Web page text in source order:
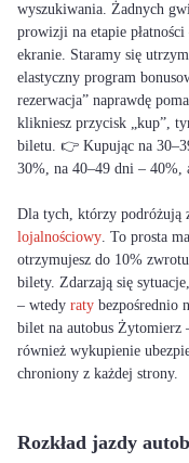
wyszukiwania. Żadnych
prowizji na etapie
ekranie. Staramy się
elastyczny program
rezerwacja” naprawdę
klikniesz przycisk „kup”,
biletu. 👉 Kupując na
30%, na 40–49 dni – 40%,
Dla tych, którzy podróżują
lojalnościowy. To prosta
otrzymujesz do 10%
bilety. Zdarzają się
– wtedy raty bezpośrednio
bilet na autobus Żytomierz
również wykupienie
chroniony z każdej strony.
Rozkład jazdy